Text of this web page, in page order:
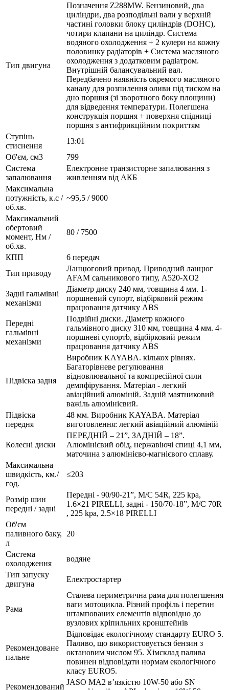
Тип двигуна
Позначення Z288MW. Бензиновий, два
циліндри, два розподільні вали у верхній
частині головки блоку циліндрів (DOHC),
чотири клапани на циліндр. Система
водяного охолодження + 2 кулери на кожну
половинку радіаторів + Система масляного
охолодження з додатковим радіатром.
Внутрішній балансувальний вал.
Передбачено наявність окремого масляного
каналу для розпилення оливи під тиском на
дно поршня (зі зворотного боку площини)
для відведення температури. Полегшена
конструкція поршня + поверхня спідниці
поршня з антифрикційним покриттям
Ступінь
стиснення
13:01
Об'єм, см3
799
Система
запалювання
Електронне транзисторне запалювання з
живленням від АКБ
Максимальна
потужність, к.с /
об.хв.
~95,5 / 9000
Максимальний
обертовий
момент, Нм /
об.хв.
80 / 7500
КПП
6 передач
Тип приводу
Ланцюговий привод. Приводний ланцюг
AFAM сальникового типу, A520-XO2
Задні гальмівні
механізми
Діаметр диску 240 мм, товщина 4 мм. 1-
поршневий супорт, відбірковий режим
працювання датчику ABS
Передні
гальмівні
механізми
Подвійні диски. Діаметр кожного
гальмівного диску 310 мм, товщина 4 мм. 4-
поршневі супортb, відбірковий режим
працювання датчику ABS
Підвіска задня
Виробник KAYABA. кількох рівнях.
Багаторівневе регулювання
відновлювальної та компресійної сили
демпфірування. Матеріал - легкий
авіаційний алюміній. Задній маятниковий
важіль алюмінієвий.
Підвіска
передня
48 мм. Виробник KAYABA. Матеріал
виготовлення: легкий авіаційний алюміній
Колесні диски
ПЕРЕДНІЙ – 21”, ЗАДНІЙ – 18”.
Алюмінієвий обід, нержавіючі спиці 4,1 мм,
маточина з алюмінієво-магнієвого сплаву.
Максимальна
швидкість, км./
год.
≤203
Розмір шин
передні / задні
Передні - 90/90-21”, M/C 54R, 225 kpa,
1.6×21 PIRELLІ, задні - 150/70-18”, M/C 70R
, 225 kpa, 2.5×18 PIRELLI
Об'єм
паливного баку,
л
20
Система
охолодження
водяне
Тип запуску
двигуна
Електростартер
Рама
Сталева периметрична рама для полегшення
ваги мотоцикла. Різний профіль і перетин
штампованих елементів відповідно до
вузлових кріпильних кронштейнів
Рекомендоване
пальне
Відповідає екологічному стандарту EURO 5.
Паливо, що використовується бензин з
октановим числом 95. Хімсклад палива
повинен відповідати нормам екологічного
класу EURO5.
Рекомендований
JASO MA2 в’язкістю 10W-50 або SN